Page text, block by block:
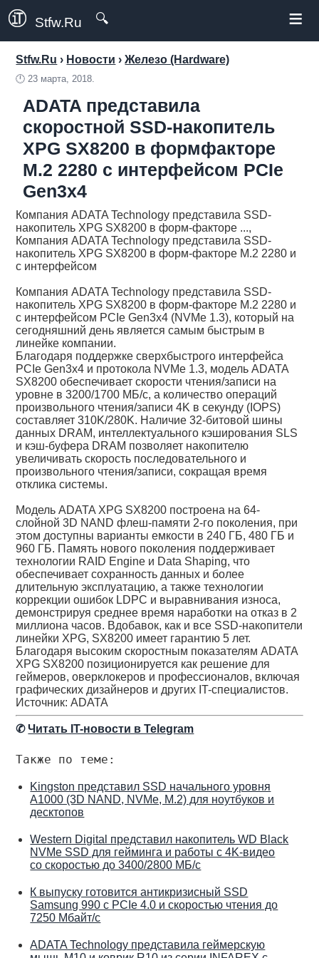
Stfw.Ru 🔍 ≡
Stfw.Ru › Новости ›Железо (Hardware)
🕛23 марта, 2018.
ADATA представила
скоростной SSD-накопитель
XPG SX8200 в формфакторе
M.2 2280 с интерфейсом PCIe
Gen3x4
Компания ADATA Technology представила SSD-
накопитель XPG SX8200 в форм-факторе ...,
Компания ADATA Technology представила SSD-
накопитель XPG SX8200 в форм-факторе M.2 2280 и
с интерфейсом
Компания ADATA Technology представила SSD-
накопитель XPG SX8200 в форм-факторе M.2 2280 и
с интерфейсом PCIe Gen3x4 (NVMe 1.3), который на
сегодняшний день является самым быстрым в
линейке компании.
Благодаря поддержке сверхбыстрого интерфейса
PCIe Gen3x4 и протокола NVMe 1.3, модель ADATA
SX8200 обеспечивает скорости чтения/записи на
уровне в 3200/1700 МБ/с, а количество операций
произвольного чтения/записи 4K в секунду (IOPS)
составляет 310K/280K. Наличие 32-битовой шины
данных DRAM, интеллектуального кэширования SLS
и кэш-буфера DRAM позволяет накопителю
увеличивать скорость последовательного и
произвольного чтения/записи, сокращая время
отклика системы.
Модель ADATA XPG SX8200 построена на 64-
слойной 3D NAND флеш-памяти 2-го поколения, при
этом доступны варианты емкости в 240 ГБ, 480 ГБ и
960 ГБ. Память нового поколения поддерживает
технологии RAID Engine и Data Shaping, что
обеспечивает сохранность данных и более
длительную эксплуатацию, а также технологии
коррекции ошибок LDPC и выравнивания износа,
демонстрируя среднее время наработки на отказ в 2
миллиона часов. Вдобавок, как и все SSD-накопители
линейки XPG, SX8200 имеет гарантию 5 лет.
Благодаря высоким скоростным показателям ADATA
XPG SX8200 позиционируется как решение для
геймеров, оверклокеров и профессионалов, включая
графических дизайнеров и других IT-специалистов.
Источник: ADATA
✆Читать IT-новости в Telegram
Также по теме:
Kingston представил SSD начального уровня
A1000 (3D NAND, NVMe, M.2) для ноутбуков и
десктопов
Western Digital представил накопитель WD Black
NVMe SSD для гейминга и работы с 4K-видео
со скоростью до 3400/2800 МБ/с
К выпуску готовится антикризисный SSD
Samsung 990 с PCIe 4.0 и скоростью чтения до
7250 Мбайт/с
ADATA Technology представила геймерскую